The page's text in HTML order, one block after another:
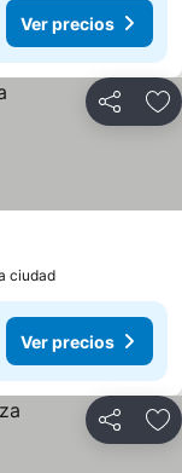
Ver precios
Compartir
ciudad
Ver precios
Compartir